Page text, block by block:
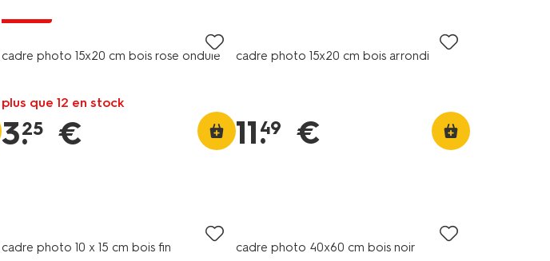
cadre photo 15x20 cm bois rose ondulé
plus que 12 en stock
3.
25 €
cadre photo 15x20 cm bois arrondi
11.
49 €
cadre photo 10 x 15 cm bois fin cadre photo 40x60 cm bois noir